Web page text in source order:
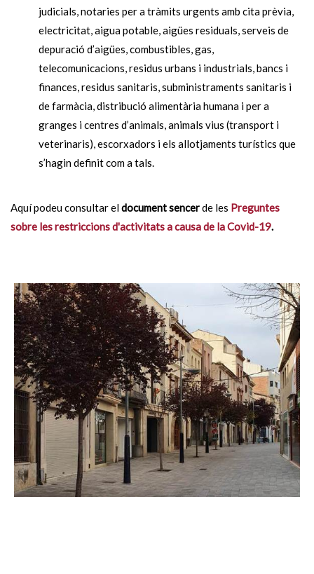
judicials, notaries per a tràmits urgents amb cita prèvia,
electricitat, aigua potable, aigües residuals, serveis de
depuració d’aigües, combustibles, gas,
telecomunicacions, residus urbans i industrials, bancs i
finances, residus sanitaris, subministraments sanitaris i
de farmàcia, distribució alimentària humana i per a
granges i centres d’animals, animals vius (transport i
veterinaris), escorxadors i els allotjaments turístics que
s’hagin definit com a tals.
Aquí podeu consultar eldocument sencerde les Preguntes
sobre les restriccions d'activitats a causa de la Covid-19.